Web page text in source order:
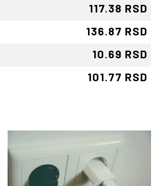
117.38 RSD
136.87 RSD
10.69 RSD
101.77 RSD